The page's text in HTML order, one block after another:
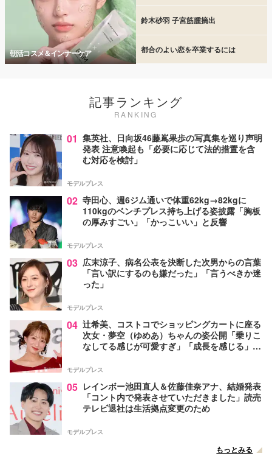
朝活コスメ＆インナーケア
鈴木砂羽 子宮筋腫摘出
都合のよい恋を卒業するには
記事ランキング
RANKING
01 集英社、日向坂46藤嶌果歩の写真集を巡り声明
発表 注意喚起も「必要に応じて法的措置を含
む対応を検討」
モデルプレス
02 寺田心、週6ジム通いで体重62kg→82kgに
110kgのベンチプレス持ち上げる姿披露「胸板
の厚みすごい」「かっこいい」と反響
モデルプレス
03 広末涼子、病名公表を決断した次男からの言葉
「言い訳にするのも嫌だった」「言うべきか迷
った」
モデルプレス
04 辻希美、コストコでショッピングカートに座る
次女・夢空（ゆめあ）ちゃんの姿公開「乗りこ
なしてる感じが可愛すぎ」「成長を感じる」の
モデルプレス
05 レインボー池田直人＆佐藤佳奈アナ、結婚発表
「コント内で発表させていただきました」読売
テレビ退社は生活拠点変更のため
モデルプレス
もっとみる